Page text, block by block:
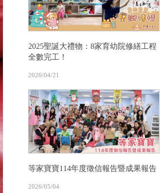
2025聖誕大禮物：8家育幼院修繕工程
全數完工！
2026/04/21
等家寶寶114年度徵信報告暨成果報告
2026/05/04